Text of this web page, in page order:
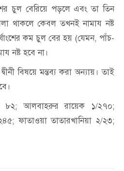
চুল বেরিয়ে পড়লে এবং তা তিন
থাকলে কেবল তখনই নামায নষ্ট
কম চুল বের হয় (যেমন, পাঁচ-
নষ্ট হবে না।
বিষয়ে মন্তব্য করা অন্যায়। তাই
৮২; আলবাহরুর রায়েক ১/২৭০;
ফাতাওয়া তাতারখানিয়া ২/২৩;